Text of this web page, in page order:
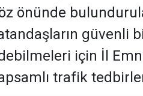
önünde
güvenli
için İl
trafik